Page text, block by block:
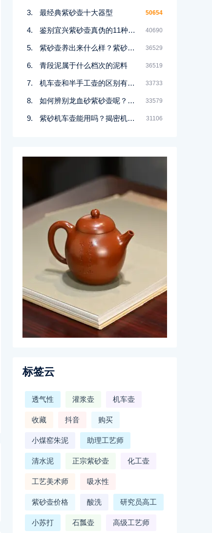
最经典紫砂壶十大器型 50654
鉴别宜兴紫砂壶真伪的11种好方法 40690
紫砂壶养出来什么样？紫砂壶包浆前后对比图鉴赏 36529
青段泥属于什么档次的泥料 36519
机车壶和半手工壶的区别有哪些 33733
如何辨别龙血砂紫砂壶呢？记住一点 33579
紫砂机车壶能用吗？揭密机车壶的真实面目 31106
标签云
透气性 灌浆壶 机车壶
收藏 抖音 购买
小煤窑朱泥 助理工艺师
清水泥 正宗紫砂壶 化工壶
工艺美术师 吸水性
紫砂壶价格 酸洗 研究员高工
小苏打 石瓢壶 高级工艺师